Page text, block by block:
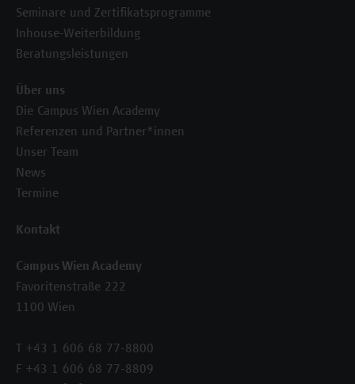
Seminare und Zertifikatsprogramme
Inhouse-Weiterbildung
Beratungsleistungen
Über uns
Die Campus Wien Academy
Referenzen und Partner*innen
Unser Team
News
Termine
Kontakt
Campus Wien Academy
Favoritenstraße 222
1100 Wien
T +43 1 606 68 77-8800
F +43 1 606 68 77-8809